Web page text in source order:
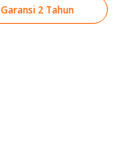
Garansi 2 Tahun